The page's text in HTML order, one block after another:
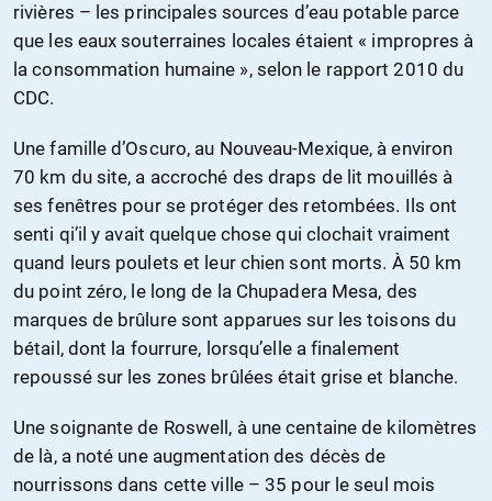
rivières – les principales sources d’eau potable parce
que les eaux souterraines locales étaient « impropres à
la consommation humaine », selon le rapport 2010 du
CDC.
Une famille d’Oscuro, au Nouveau-Mexique, à environ
70 km du site, a accroché des draps de lit mouillés à
ses fenêtres pour se protéger des retombées. Ils ont
senti qi’il y avait quelque chose qui clochait vraiment
quand leurs poulets et leur chien sont morts. À 50 km
du point zéro, le long de la Chupadera Mesa, des
marques de brûlure sont apparues sur les toisons du
bétail, dont la fourrure, lorsqu’elle a finalement
repoussé sur les zones brûlées était grise et blanche.
Une soignante de Roswell, à une centaine de kilomètres
de là, a noté une augmentation des décès de
nourrissons dans cette ville – 35 pour le seul mois